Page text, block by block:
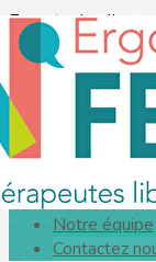
Exporter les
Exporter
Exporter
Menu
>
Le SYNFEL
Notre équipe
Contactez